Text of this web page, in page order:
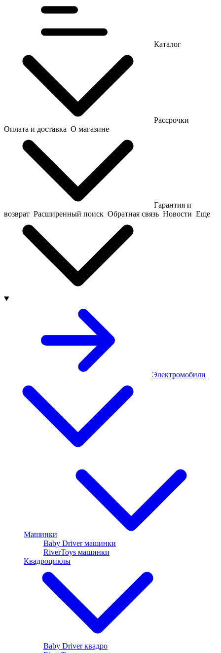
Каталог
Рассрочки
Оплата и доставка О магазине
Гарантия и
возврат Расширенный поиск Обратная связь Новости Еще
Электромобили
Машинки
Baby Driver машинки
RiverToys машинки
Квадроциклы
Baby Driver квадро